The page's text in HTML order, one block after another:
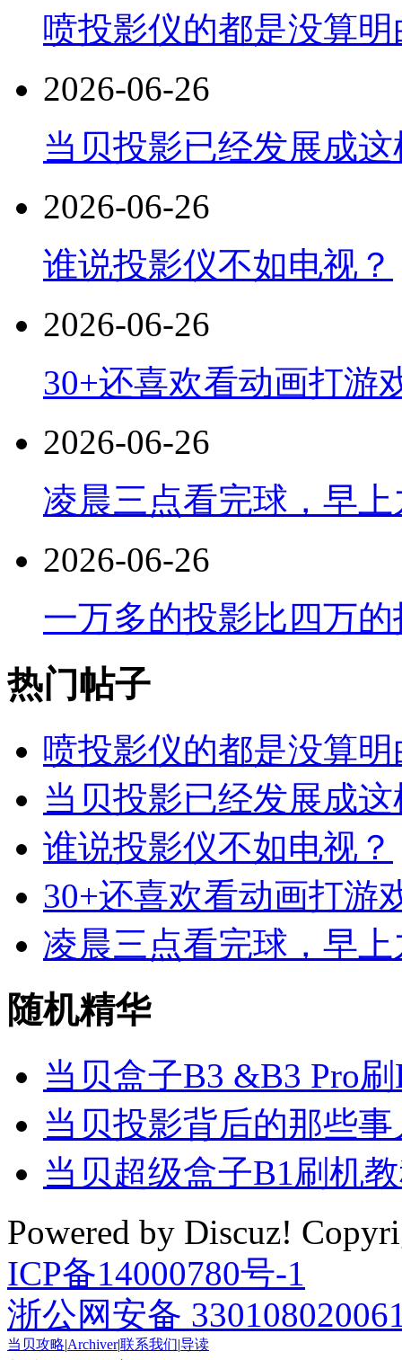
喷投影仪的都是没算
2026-06-26
当贝投影已经发展成
2026-06-26
谁说投影仪不如电视？
2026-06-26
30+还喜欢看动画打游
2026-06-26
凌晨三点看完球，早
2026-06-26
一万多的投影比四万
热门帖子
喷投影仪的都是没算
当贝投影已经发展成
谁说投影仪不如电视？
30+还喜欢看动画打游
凌晨三点看完球，早
随机精华
当贝盒子B3 &B3 Pro
当贝投影背后的那些
当贝超级盒子B1刷机
Powered by Discuz!
ICP备14000780号-1
浙公网安备
当贝攻略|Archiver|联系我们|导读